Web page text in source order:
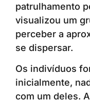
patrulhamento
visualizou um
perceber a
se dispersar.
Os indivíduos
inicialmente,
com um deles.